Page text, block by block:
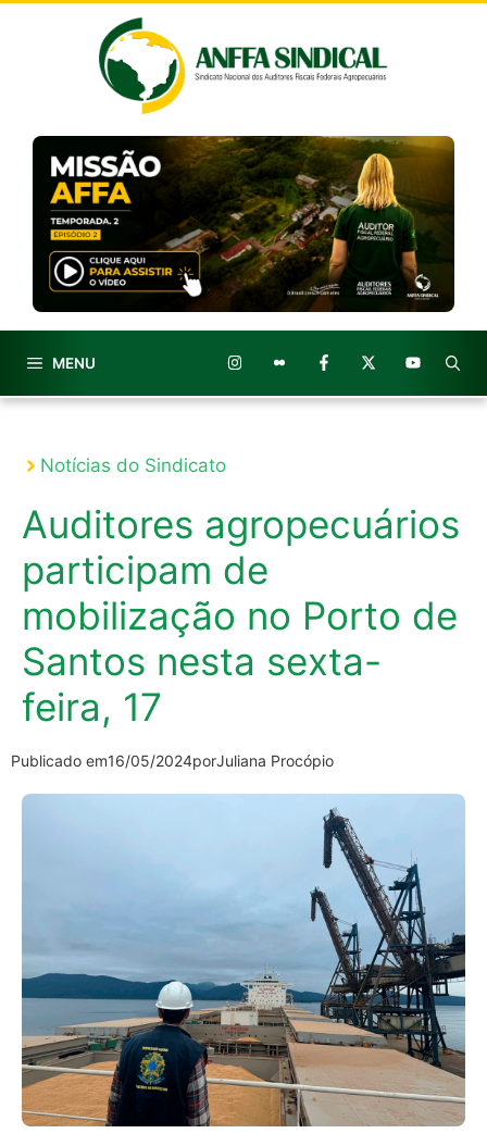
MENU
Notícias do Sindicato
Auditores agropecuários
participam de
mobilização no Porto de
Santos nesta sexta-
feira, 17
Publicado em16/05/2024porJuliana Procópio